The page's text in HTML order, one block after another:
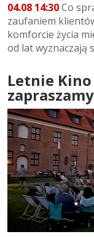
04.08 14:30Co
zaufaniem
komforcie życia
od lat wyznaczają
Letnie